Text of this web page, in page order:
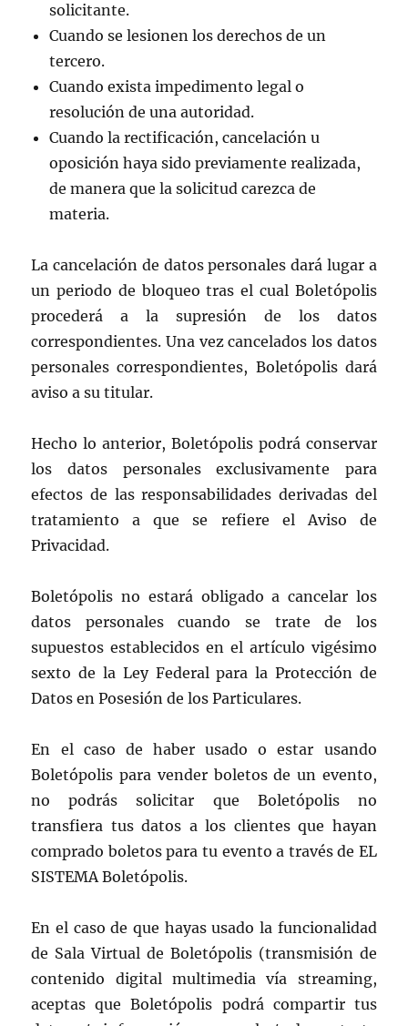
solicitante.
Cuando se lesionen los derechos de un
tercero.
Cuando exista impedimento legal o
resolución de una autoridad.
Cuando la rectificación, cancelación u
oposición haya sido previamente realizada,
de manera que la solicitud carezca de
materia.
La cancelación de datos personales dará lugar a
un periodo de bloqueo tras el cual Boletópolis
procederá a la supresión de los datos
correspondientes. Una vez cancelados los datos
personales correspondientes, Boletópolis dará
aviso a su titular.
Hecho lo anterior, Boletópolis podrá conservar
los datos personales exclusivamente para
efectos de las responsabilidades derivadas del
tratamiento a que se refiere el Aviso de
Privacidad.
Boletópolis no estará obligado a cancelar los
datos personales cuando se trate de los
supuestos establecidos en el artículo vigésimo
sexto de la Ley Federal para la Protección de
Datos en Posesión de los Particulares.
En el caso de haber usado o estar usando
Boletópolis para vender boletos de un evento,
no podrás solicitar que Boletópolis no
transfiera tus datos a los clientes que hayan
comprado boletos para tu evento a través de EL
SISTEMA Boletópolis.
En el caso de que hayas usado la funcionalidad
de Sala Virtual de Boletópolis (transmisión de
contenido digital multimedia vía streaming,
aceptas que Boletópolis podrá compartir tus